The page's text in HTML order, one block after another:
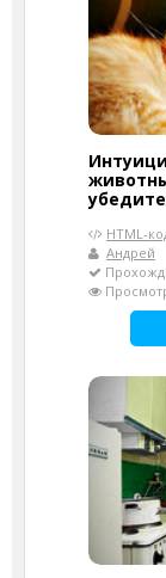
HTML-
Андрей